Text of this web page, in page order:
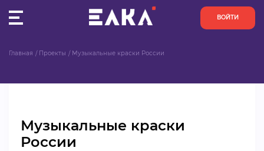
ВОЙТИ
ОРГАНИЗАЦИИ
Главная Проекты Музыкальные краски России
Музыкальные краски
России